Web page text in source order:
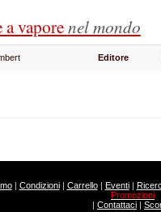
vaporenel mondo
Editore
| Condizioni| Carrello| Eventi|
Promozioni
| Contattaci |